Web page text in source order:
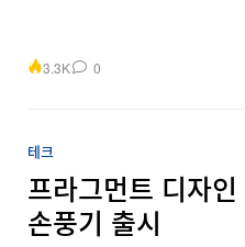
3.3K 0
테크
프라그먼트 디자
손풍기 출시